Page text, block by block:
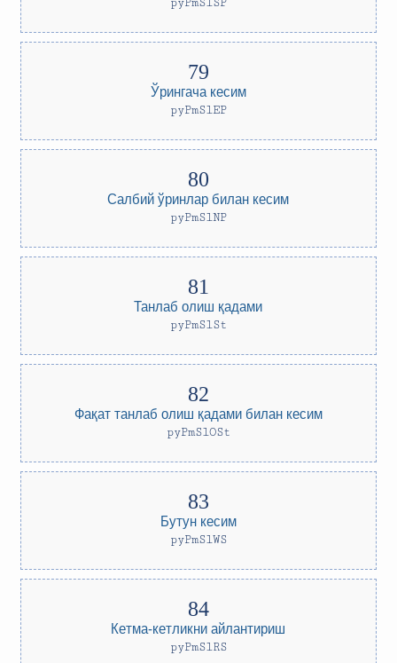
Ўрингача кесим
pyPmSlEP
Салбий ўринлар билан кесим
pyPmSlNP
Танлаб олиш қадами
pyPmSlSt
Фақат танлаб олиш қадами билан кесим
pyPmSlOSt
Бутун кесим
pyPmSlWS
Кетма-кетликни айлантириш
pyPmSlRS